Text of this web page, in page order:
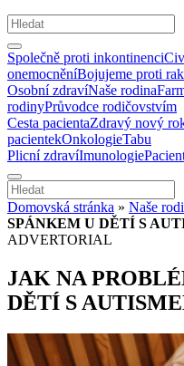
Společně proti inkontinenci
onemocněníBojujeme proti
Osobní zdravíNaše rodina
rodinyPrůvodce rodičovstvím
Cesta pacientaZdravý nový
pacientekOnkologieTabu
Plicní zdravíImunologie
Domovská stránka » Naše
SPÁNKEM U DĚTÍ S
ADVERTORIAL
JAK NA
DĚTÍ S